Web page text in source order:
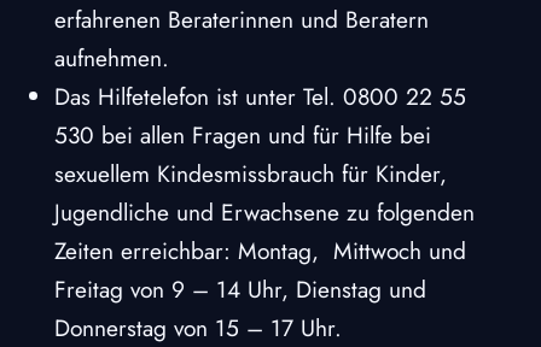
erfahrenen Beraterinnen und Beratern
aufnehmen.
Das Hilfetelefon ist unter Tel. 0800 22 55
530 bei allen Fragen und für Hilfe bei
sexuellem Kindesmissbrauch für Kinder,
Jugendliche und Erwachsene zu folgenden
Zeiten erreichbar: Montag, Mittwoch und
Freitag von 9 – 14 Uhr, Dienstag und
Donnerstag von 15 – 17 Uhr.